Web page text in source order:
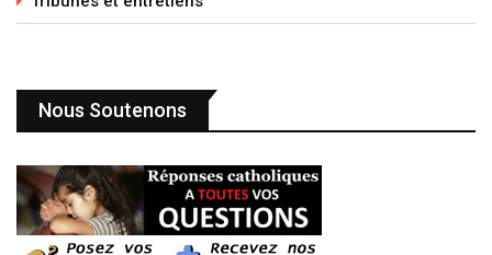
Nous Soutenons